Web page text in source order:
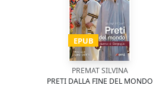
EPUB
PREMAT SILVINA
PRETI DALLA FINE DEL MONDO